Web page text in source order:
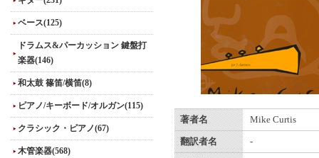
ベース(125)
ドラムス&パーカッション 鍵盤打
楽器(146)
和太鼓 篠笛/横笛(8)
ピアノ/キーボード/オルガン(115)
クラシック・ピアノ(67)
木管楽器(568)
著者名 Mike Curtis
翻訳者名 -